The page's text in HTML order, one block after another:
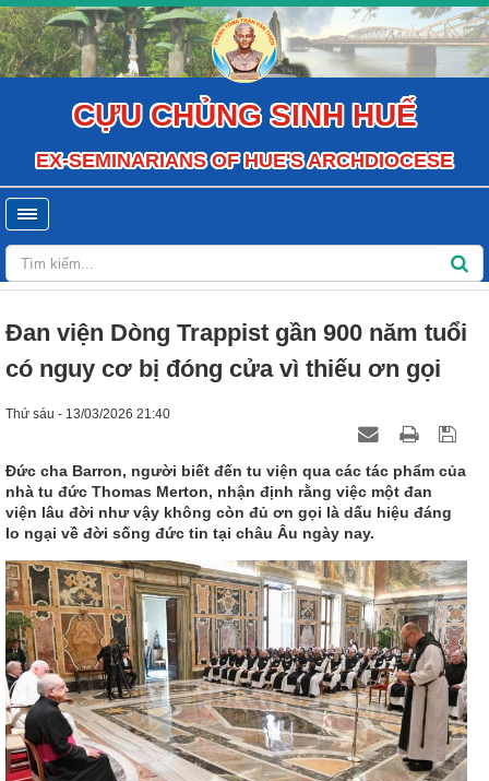
CỰU CHỦNG SINH HUẾ
EX-SEMINARIANS OF HUE'S ARCHDIOCESE
Đan viện Dòng Trappist gần 900 năm tuổi
có nguy cơ bị đóng cửa vì thiếu ơn gọi
Thứ sáu - 13/03/2026 21:40
Đức cha Barron, người biết đến tu viện qua các tác phẩm của
nhà tu đức Thomas Merton, nhận định rằng việc một đan
viện lâu đời như vậy không còn đủ ơn gọi là dấu hiệu đáng
lo ngại về đời sống đức tin tại châu Âu ngày nay.